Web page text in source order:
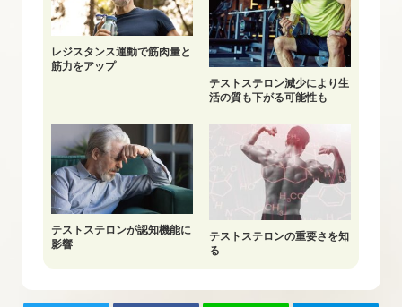
レジスタンス運動で筋肉量と
筋力をアップ
テストステロン減少により生
活の質も下がる可能性も
テストステロンが認知機能に
影響
テストステロンの重要さを知
る